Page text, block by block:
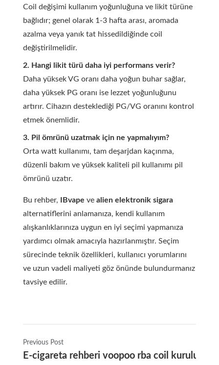
Coil değişimi kullanım yoğunluğuna ve likit türüne
bağlıdır; genel olarak 1-3 hafta arası, aromada
azalma veya yanık tat hissedildiğinde coil
değiştirilmelidir.
2. Hangi likit türü daha iyi performans verir?
Daha yüksek VG oranı daha yoğun buhar sağlar,
daha yüksek PG oranı ise lezzet yoğunluğunu
artırır. Cihazın desteklediği PG/VG oranını kontrol
etmek önemlidir.
3. Pil ömrünü uzatmak için ne yapmalıyım?
Orta watt kullanımı, tam deşarjdan kaçınma,
düzenli bakım ve yüksek kaliteli pil kullanımı pil
ömrünü uzatır.
Bu rehber, IBvape ve alien elektronik sigara
alternatiflerini anlamanıza, kendi kullanım
alışkanlıklarınıza uygun en iyi seçimi yapmanıza
yardımcı olmak amacıyla hazırlanmıştır. Seçim
sürecinde teknik özellikleri, kullanıcı yorumlarını
ve uzun vadeli maliyeti göz önünde bulundurmanız
tavsiye edilir.
Previous Post
E-cigareta rehberi voopoo rba coil